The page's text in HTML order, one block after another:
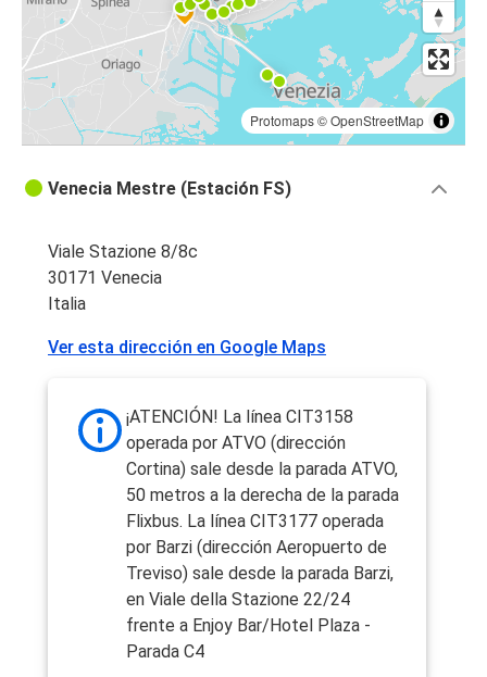
Protomaps©OpenStreetMap
Venecia Mestre (Estación FS)
Viale Stazione 8/8c
30171 Venecia
Italia
Ver esta dirección en Google Maps
¡ATENCIÓN! La línea CIT3158
operada por ATVO (dirección
Cortina) sale desde la parada ATVO,
50 metros a la derecha de la parada
Flixbus. La línea CIT3177 operada
por Barzi (dirección Aeropuerto de
Treviso) sale desde la parada Barzi,
en Viale della Stazione 22/24
frente a Enjoy Bar/Hotel Plaza -
Parada C4